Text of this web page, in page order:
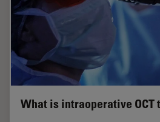
What is intraoperative OCT